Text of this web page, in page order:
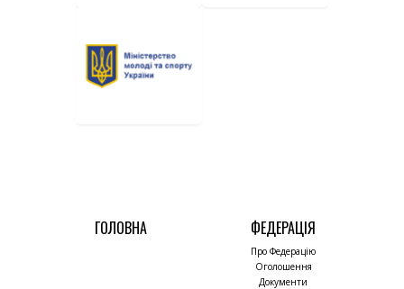
ГОЛОВНА ФЕДЕРАЦІЯ
Про Федерацію
Оголошення
Документи